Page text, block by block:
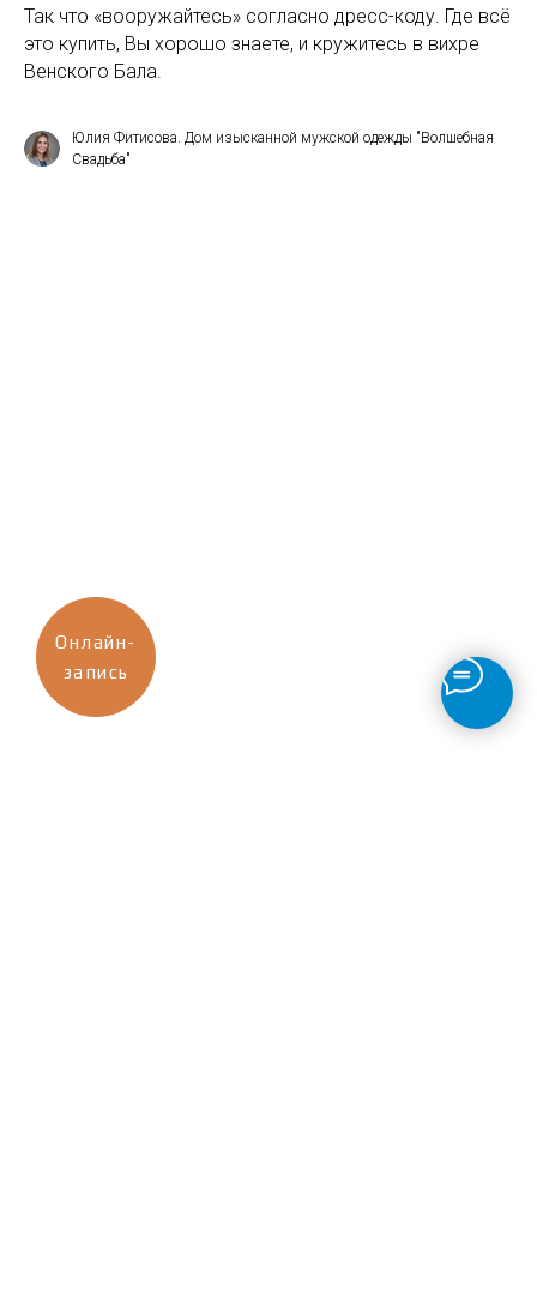
Так что «вооружайтесь» согласно дресс-коду. Где всё
это купить, Вы хорошо знаете, и кружитесь в вихре
Венского Бала.
Юлия Фитисова. Дом изысканной мужской одежды "Волшебная
Свадьба"
Онлайн-
запись